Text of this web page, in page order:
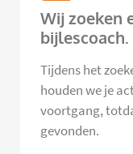
Wij zoeken
bijlescoach.
Tijdens het
houden we je
voortgang,
gevonden.